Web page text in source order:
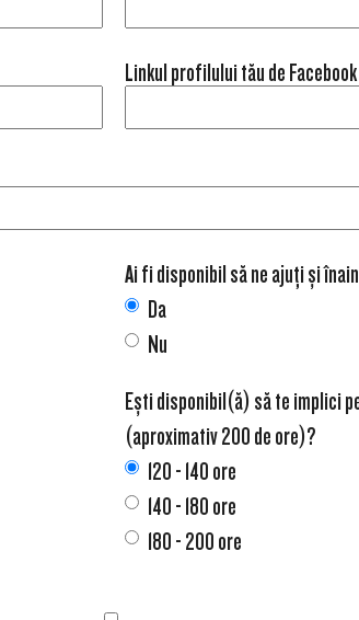
Linkul profilului tău de Facebook
Ai fi disponibil să ne ajuți și
Da
Nu
Ești disponibil(ă) să te implici
(aproximativ 200 de ore)?
120 - 140 ore
140 - 180 ore
180 - 200 ore